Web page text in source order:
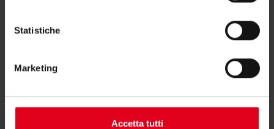
Statistiche
Marketing
Accetta tutti
Hai bisogno di supporto per R730GA?
consulente tecnico o commerciale di zona.